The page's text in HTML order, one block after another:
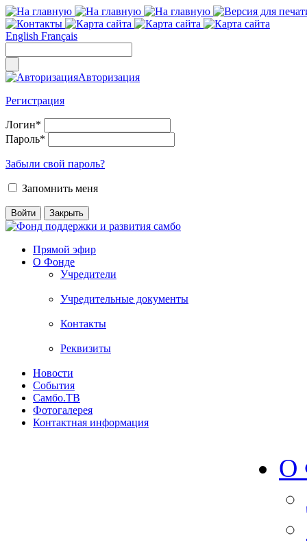
English Français
Авторизация
Регистрация
Логин*
Пароль*
Забыли свой пароль?
Запомнить меня
Прямой эфир
О Фонде
Учредители
Учредительные документы
Контакты
Реквизиты
Новости
События
Самбо.ТВ
Фотогалерея
Контактная информация
О